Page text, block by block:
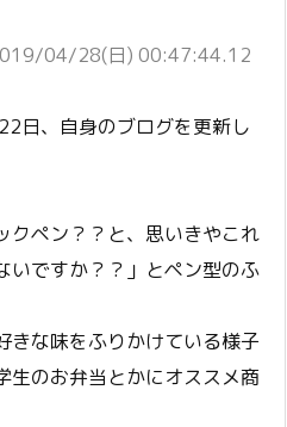
04/28(日) 00:47:44.12
日、自身のブログを更新し
クペン？？と、思いきやこれ
いですか？？」とペン型のふ
きな味をふりかけている様子
生のお弁当とかにオススメ商